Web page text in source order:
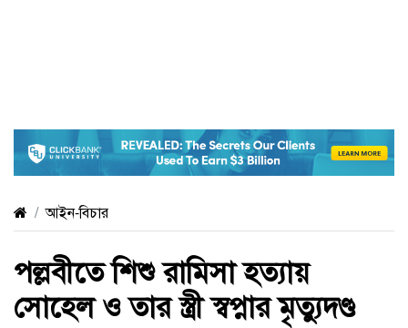
আইন-বিচার
পল্লবীতে শিশু রামিসা হত্যায়
সোহেল ও তার স্ত্রী স্বপ্নার মৃত্যুদণ্ড